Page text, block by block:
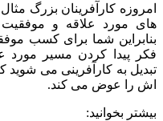
امروزه کارآفرینان بزرگ
های مورد علاقه و
بنابراین شما برای کسب
فکر پیدا کردن مسیر مورد
تبدیل به کارآفرینی می
اش را عوض می کند.
بیشتر بخوانید: